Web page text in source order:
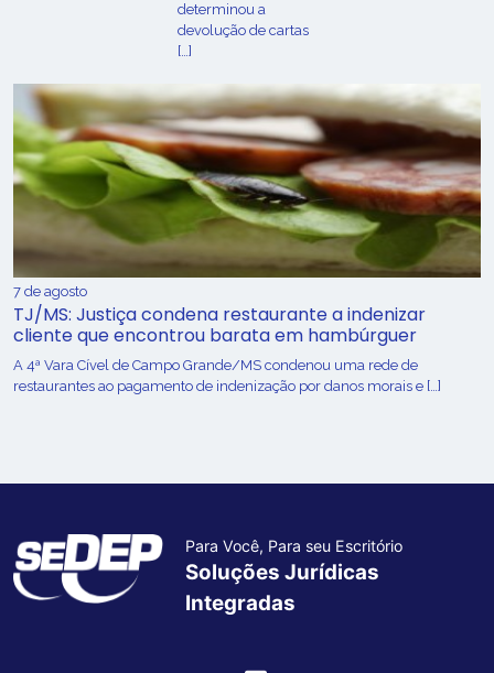
determinou a
devolução de cartas
[…]
7 de agosto
TJ/MS: Justiça condena restaurante a indenizar
cliente que encontrou barata em hambúrguer
A 4ª Vara Cível de Campo Grande/MS condenou uma rede de
restaurantes ao pagamento de indenização por danos morais e […]
Para Você, Para seu Escritório
Soluções Jurídicas
Integradas